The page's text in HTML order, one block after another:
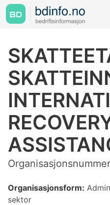
Organisasjonsform:
sektor